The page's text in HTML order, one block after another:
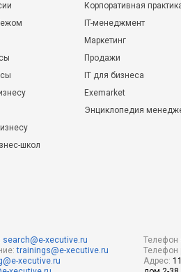
школ
Корпоративная
IT-менеджмент
Маркетинг
Продажи
IT для бизнеса
Exemarket
Энциклопедия
search@e-xecutive.ru
trainings@e-xecutive.ru
xecutive.ru
Телефон
Телефон
Адрес: